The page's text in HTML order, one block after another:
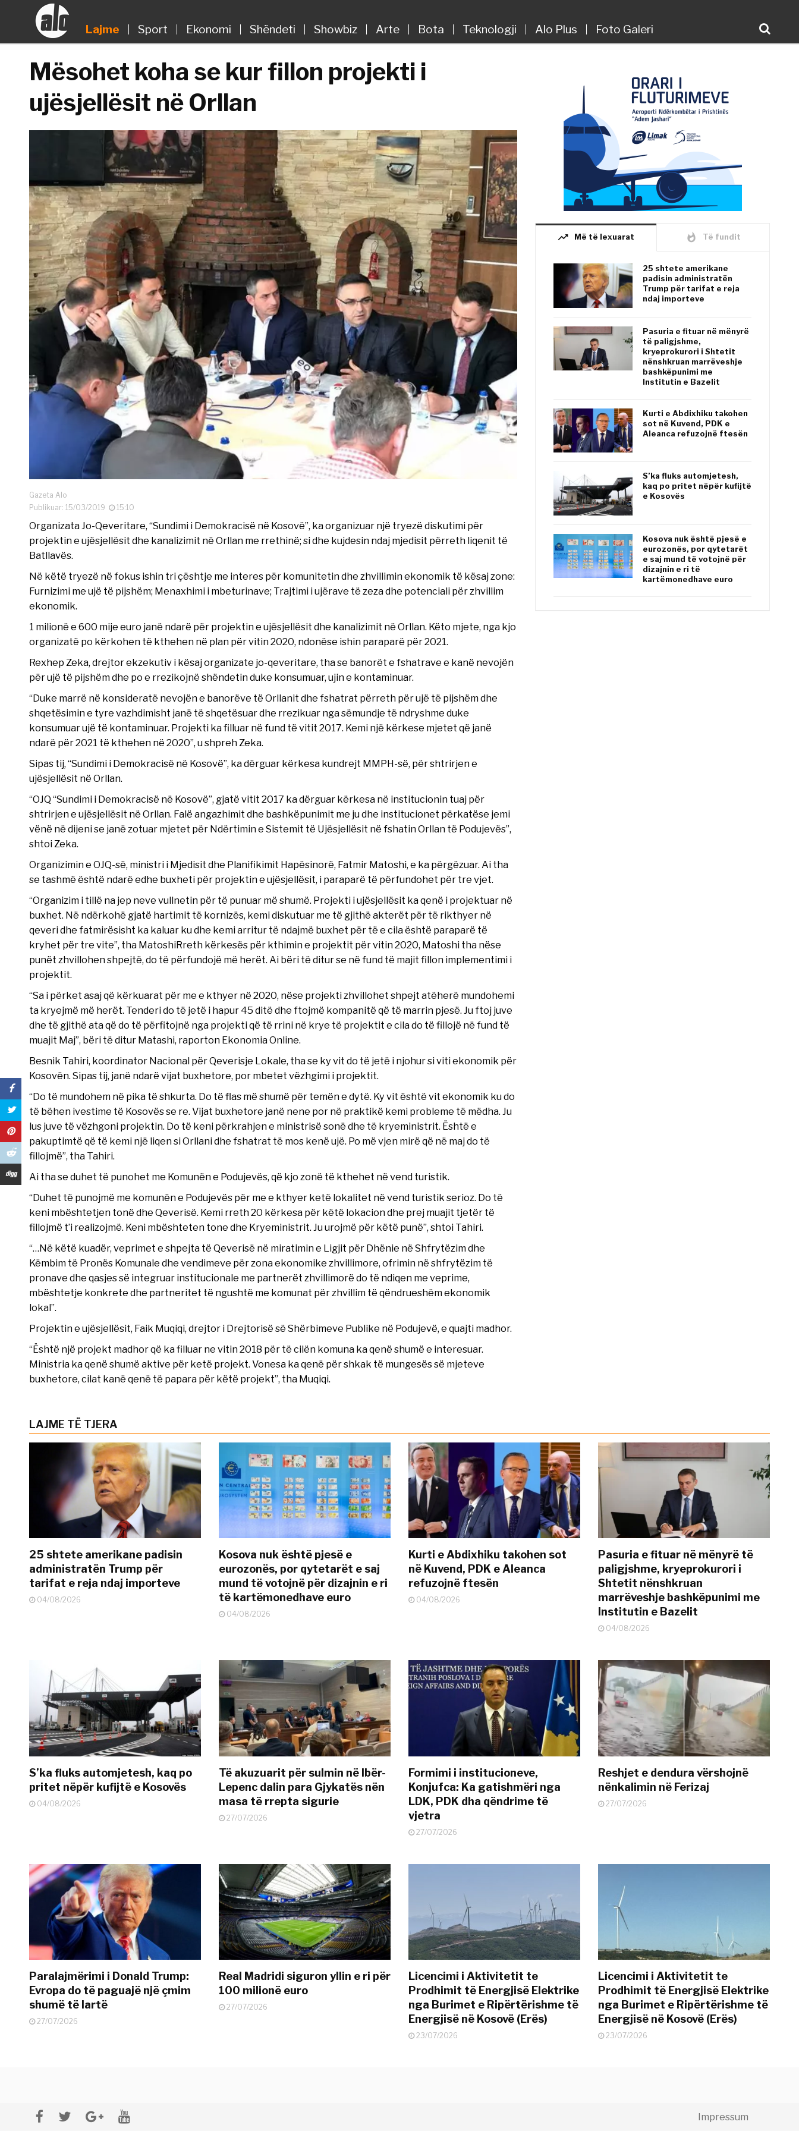
Lajme Sport Ekonomi Shëndeti Showbiz Arte Bota Teknologji Alo Plus Foto Galeri
Mësohet koha se kur fillon projekti i
ujësjellësit në Orllan
Gazeta Alo
Publikuar: 15/03/2019
15:10
Organizata Jo-Qeveritare, “Sundimi i Demokracisë në Kosovë”, ka organizuar një tryezë diskutimi për
projektin e ujësjellësit dhe kanalizimit në Orllan me rrethinë; si dhe kujdesin ndaj mjedisit përreth liqenit të
Batllavës.
Në këtë tryezë në fokus ishin tri çështje me interes për komunitetin dhe zhvillimin ekonomik të kësaj zone:
Furnizimi me ujë të pijshëm; Menaxhimi i mbeturinave; Trajtimi i ujërave të zeza dhe potenciali për zhvillim
ekonomik.
1 milionë e 600 mije euro janë ndarë për projektin e ujësjellësit dhe kanalizimit në Orllan. Këto mjete, nga kjo
organizatë po kërkohen të kthehen në plan për vitin 2020, ndonëse ishin paraparë për 2021.
Rexhep Zeka, drejtor ekzekutiv i kësaj organizate jo-qeveritare, tha se banorët e fshatrave e kanë nevojën
për ujë të pijshëm dhe po e rrezikojnë shëndetin duke konsumuar, ujin e kontaminuar.
“Duke marrë në konsideratë nevojën e banorëve të Orllanit dhe fshatrat përreth për ujë të pijshëm dhe
shqetësimin e tyre vazhdimisht janë të shqetësuar dhe rrezikuar nga sëmundje të ndryshme duke
konsumuar ujë të kontaminuar. Projekti ka filluar në fund të vitit 2017. Kemi një kërkese mjetet që janë
ndarë për 2021 të kthehen në 2020”, u shpreh Zeka.
Sipas tij, “Sundimi i Demokracisë në Kosovë”, ka dërguar kërkesa kundrejt MMPH-së, për shtrirjen e
ujësjellësit në Orllan.
“OJQ “Sundimi i Demokracisë në Kosovë”, gjatë vitit 2017 ka dërguar kërkesa në institucionin tuaj për
shtrirjen e ujësjellësit në Orllan. Falë angazhimit dhe bashkëpunimit me ju dhe institucionet përkatëse jemi
vënë në dijeni se janë zotuar mjetet për Ndërtimin e Sistemit të Ujësjellësit në fshatin Orllan të Podujevës”,
shtoi Zeka.
Organizimin e OJQ-së, ministri i Mjedisit dhe Planifikimit Hapësinorë, Fatmir Matoshi, e ka përgëzuar. Ai tha
se tashmë është ndarë edhe buxheti për projektin e ujësjellësit, i paraparë të përfundohet për tre vjet.
“Organizim i tillë na jep neve vullnetin për të punuar më shumë. Projekti i ujësjellësit ka qenë i projektuar në
buxhet. Në ndërkohë gjatë hartimit të kornizës, kemi diskutuar me të gjithë akterët për të rikthyer në
qeveri dhe fatmirësisht ka kaluar ku dhe kemi arritur të ndajmë buxhet për të e cila është paraparë të
kryhet për tre vite”, tha MatoshiRreth kërkesës për kthimin e projektit për vitin 2020, Matoshi tha nëse
punët zhvillohen shpejtë, do të përfundojë më herët. Ai bëri të ditur se në fund të majit fillon implementimi i
projektit.
“Sa i përket asaj që kërkuarat për me e kthyer në 2020, nëse projekti zhvillohet shpejt atëherë mundohemi
ta kryejmë më herët. Tenderi do të jetë i hapur 45 ditë dhe ftojmë kompanitë që të marrin pjesë. Ju ftoj juve
dhe të gjithë ata që do të përfitojnë nga projekti që të rrini në krye të projektit e cila do të fillojë në fund të
muajit Maj”, bëri të ditur Matashi, raporton Ekonomia Online.
Besnik Tahiri, koordinator Nacional për Qeverisje Lokale, tha se ky vit do të jetë i njohur si viti ekonomik për
Kosovën. Sipas tij, janë ndarë vijat buxhetore, por mbetet vëzhgimi i projektit.
“Do të mundohem në pika të shkurta. Do të flas më shumë për temën e dytë. Ky vit është vit ekonomik ku do
të bëhen ivestime të Kosovës se re. Vijat buxhetore janë nene por në praktikë kemi probleme të mëdha. Ju
lus juve të vëzhgoni projektin. Do të keni përkrahjen e ministrisë sonë dhe të kryeministrit. Është e
pakuptimtë që të kemi një liqen si Orllani dhe fshatrat të mos kenë ujë. Po më vjen mirë që në maj do të
fillojmë”, tha Tahiri.
Ai tha se duhet të punohet me Komunën e Podujevës, që kjo zonë të kthehet në vend turistik.
“Duhet të punojmë me komunën e Podujevës për me e kthyer ketë lokalitet në vend turistik serioz. Do të
keni mbështetjen tonë dhe Qeverisë. Kemi rreth 20 kërkesa për këtë lokacion dhe prej muajit tjetër të
fillojmë t’i realizojmë. Keni mbështeten tone dhe Kryeministrit. Ju urojmë për këtë punë”, shtoi Tahiri.
“…Në këtë kuadër, veprimet e shpejta të Qeverisë në miratimin e Ligjit për Dhënie në Shfrytëzim dhe
Këmbim të Pronës Komunale dhe vendimeve për zona ekonomike zhvillimore, ofrimin në shfrytëzim të
pronave dhe qasjes së integruar institucionale me partnerët zhvillimorë do të ndiqen me veprime,
mbështetje konkrete dhe partneritet të ngushtë me komunat për zhvillim të qëndrueshëm ekonomik
lokal”.
Projektin e ujësjellësit, Faik Muqiqi, drejtor i Drejtorisë së Shërbimeve Publike në Podujevë, e quajti madhor.
“Është një projekt madhor që ka filluar ne vitin 2018 për të cilën komuna ka qenë shumë e interesuar.
Ministria ka qenë shumë aktive për ketë projekt. Vonesa ka qenë për shkak të mungesës së mjeteve
buxhetore, cilat kanë qenë të papara për këtë projekt”, tha Muqiqi.
trending_up Më të lexuarat whatshot Të fundit
25 shtete amerikane
padisin administratën
Trump për tarifat e reja
ndaj importeve
Pasuria e fituar në mënyrë
të paligjshme,
kryeprokurori i Shtetit
nënshkruan marrëveshje
bashkëpunimi me
Institutin e Bazelit
Kurti e Abdixhiku takohen
sot në Kuvend, PDK e
Aleanca refuzojnë ftesën
S’ka fluks automjetesh,
kaq po pritet nëpër kufijtë
e Kosovës
Kosova nuk është pjesë e
eurozonës, por qytetarët
e saj mund të votojnë për
dizajnin e ri të
kartëmonedhave euro
LAJME TË TJERA
25 shtete amerikane padisin
administratën Trump për
tarifat e reja ndaj importeve
04/08/2026
Kosova nuk është pjesë e
eurozonës, por qytetarët e saj
mund të votojnë për dizajnin e ri
të kartëmonedhave euro
04/08/2026
Kurti e Abdixhiku takohen sot
në Kuvend, PDK e Aleanca
refuzojnë ftesën
04/08/2026
Pasuria e fituar në mënyrë të
paligjshme, kryeprokurori i
Shtetit nënshkruan
marrëveshje bashkëpunimi me
Institutin e Bazelit
04/08/2026
S’ka fluks automjetesh, kaq po
pritet nëpër kufijtë e Kosovës
04/08/2026
Të akuzuarit për sulmin në Ibër-
Lepenc dalin para Gjykatës nën
masa të rrepta sigurie
27/07/2026
Formimi i institucioneve,
Konjufca: Ka gatishmëri nga
LDK, PDK dha qëndrime të
vjetra
27/07/2026
Reshjet e dendura vërshojnë
nënkalimin në Ferizaj
27/07/2026
Paralajmërimi i Donald Trump:
Evropa do të paguajë një çmim
shumë të lartë
27/07/2026
Real Madridi siguron yllin e ri për
100 milionë euro
27/07/2026
Licencimi i Aktivitetit te
Prodhimit të Energjisë Elektrike
nga Burimet e Ripërtërishme të
Energjisë në Kosovë (Erës)
23/07/2026
Licencimi i Aktivitetit te
Prodhimit të Energjisë Elektrike
nga Burimet e Ripërtërishme të
Energjisë në Kosovë (Erës)
23/07/2026
Impressum